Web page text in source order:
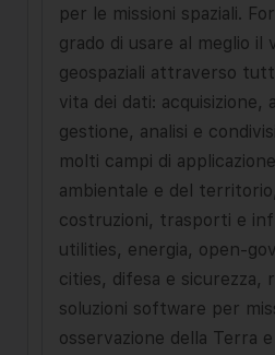
per le missioni spaziali.
grado di usare al meglio il
geospaziali attraverso
vita dei dati: acquisizione,
gestione, analisi e
molti campi di
ambientale e del
costruzioni, trasporti e
utilities, energia, open-
cities, difesa e sicurezza,
soluzioni software per
osservazione della Terra